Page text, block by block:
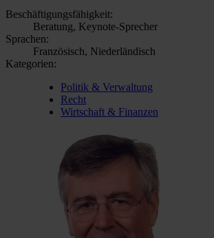
Beschäftigungsfähigkeit:
Beratung, Keynote-Sprecher
Sprachen:
Französisch, Niederländisch
Kategorien:
Politik & Verwaltung
Recht
Wirtschaft & Finanzen